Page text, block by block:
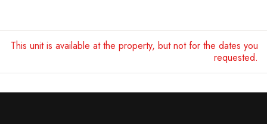
This unit is available at the property, but not for the dates you
requested.